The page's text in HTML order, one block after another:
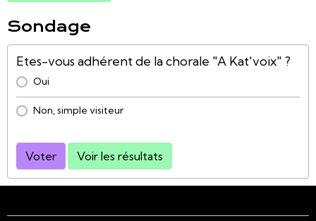
Sondage
Etes-vous adhérent de la chorale "A Kat'voix" ?
Oui
Non, simple visiteur
Voter Voir les résultats